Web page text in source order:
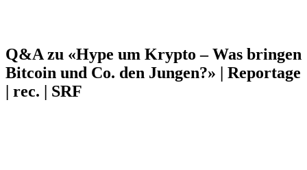
Q&A zu «Hype um Krypto – Was bringen
Bitcoin und Co. den Jungen?» | Reportage
| rec. | SRF